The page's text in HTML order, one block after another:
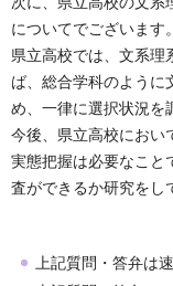
についてでございます。
県立高校では、文系理
ば、総合学科のように
め、一律に選択状況を
今後、県立高校におい
実態把握は必要なこと
査ができるか研究をし
上記質問・答弁は